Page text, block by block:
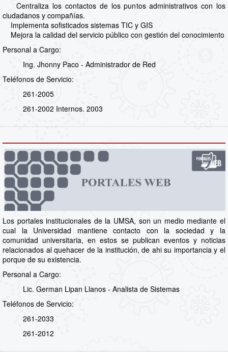
Centraliza los contactos de los puntos administrativos con los
ciudadanos y compañías.
Implementa sofisticados sistemas TIC y GIS
Mejora la calidad del servicio público con gestión del conocimiento
Personal a Cargo:
Ing. Jhonny Paco - Administrador de Red
Teléfonos de Servicio:
261-2005
261-2002 Internos. 2003
Los portales institucionales de la UMSA, son un medio mediante el
cual la Universidad mantiene contacto con la sociedad y la
comunidad universitaria, en estos se publican eventos y noticias
relacionados al quehacer de la institución, de ahi su importancia y el
porque de su existencia.
Personal a Cargo:
Lic. German Lipan Llanos - Analista de Sistemas
Teléfonos de Servicio:
261-2033
261-2012